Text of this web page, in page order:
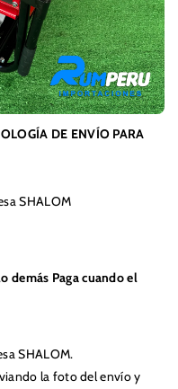
DE ENVÍO PARA
SHALOM
demás Paga cuando el
SHALOM.
la foto del envío y